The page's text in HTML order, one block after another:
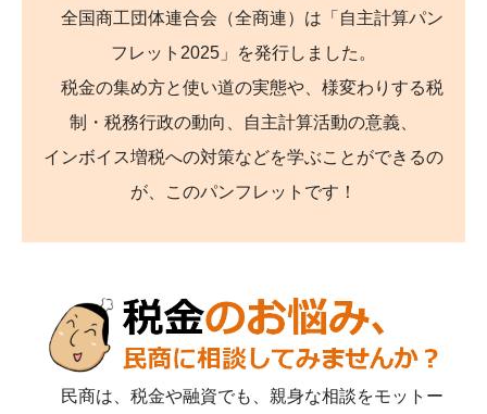
全国商工団体連合会（全商連）は「自主計算パン
フレット2025」を発行しました。
税金の集め方と使い道の実態や、様変わりする税
制・税務行政の動向、自主計算活動の意義、
インボイス増税への対策などを学ぶことができるの
が、このパンフレットです！
民商は、税金や融資でも、親身な相談をモットー